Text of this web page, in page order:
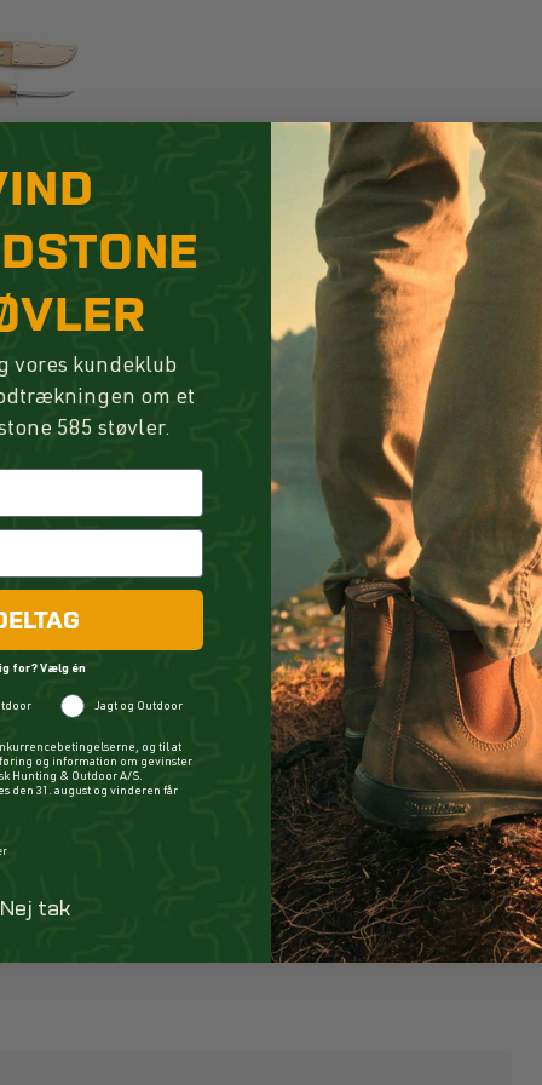
vores kundeklub
om et
585 støvler.
for? Vælg én
Jagt og Outdoor
og til at
og information om gevinster
Hunting & Outdoor A/S.
den 31. august og vinderen får
Nej tak